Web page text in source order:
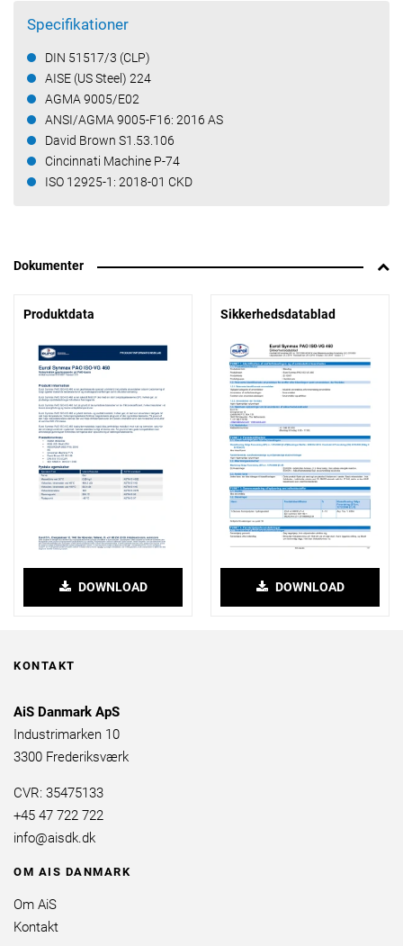
Specifikationer
DIN 51517/3 (CLP)
AISE (US Steel) 224
AGMA 9005/E02
ANSI/AGMA 9005-F16: 2016 AS
David Brown S1.53.106
Cincinnati Machine P-74
ISO 12925-1: 2018-01 CKD
Dokumenter
Produktdata
DOWNLOAD
Sikkerhedsdatablad
DOWNLOAD
KONTAKT
AiS Danmark ApS
Industrimarken 10
3300 Frederiksværk
CVR: 35475133
+45 47 722 722
info@aisdk.dk
OM AIS DANMARK
Om AiS
Kontakt